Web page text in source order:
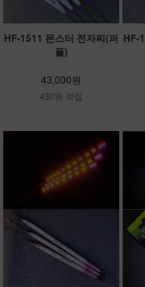
HF-1511 몬스터 전자찌(퍼
플)
43,000원
430원 적립
HF-